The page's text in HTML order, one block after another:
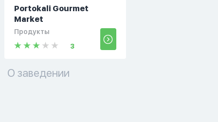
Portokali Gourmet
Market
Продукты
3
О заведении